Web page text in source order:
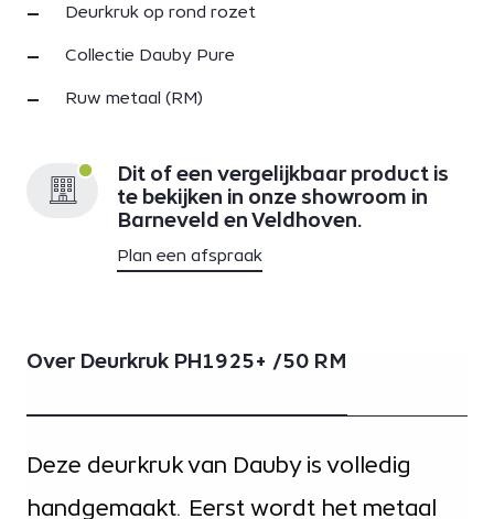
Deurkruk op rond rozet
Collectie Dauby Pure
Ruw metaal (RM)
Dit of een vergelijkbaar product is
te bekijken in onze showroom in
Barneveld en Veldhoven.
Plan een afspraak
Over Deurkruk PH1925+ /50 RM
Deze deurkruk van Dauby is volledig
handgemaakt. Eerst wordt het metaal